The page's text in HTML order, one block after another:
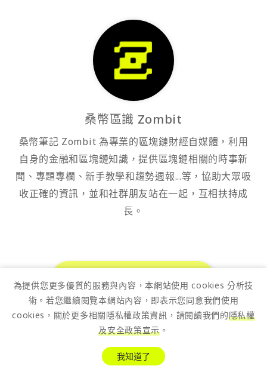
桑幣區識 Zombit
桑幣筆記 Zombit 為專業的區塊鏈財經自媒體，利用
自身的金融和區塊鏈知識，提供區塊鏈相關的時事新
聞、專題專欄、新手教學和趨勢週報...等，協助大眾吸
收正確的資訊，並和社群朋友站在一起，互相扶持成
長。
桑幣快訊
為提供您更多優質的服務與內容，本網站使用 cookies 分析技
術。若您繼續閱覽本網站內容，即表示您同意我們使用
cookies，關於更多相關隱私權政策資訊，請閱讀我們的隱私權
及安全政策宣示 。
我知道了